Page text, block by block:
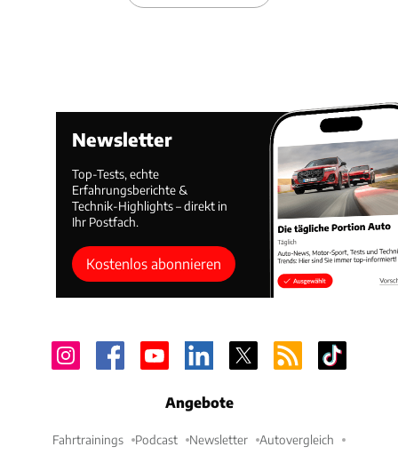
Newsletter
Top-Tests, echte
Erfahrungsberichte &
Technik-Highlights – direkt in
Ihr Postfach.
Kostenlos abonnieren
Angebote
Fahrtrainings Podcast Newsletter Autovergleich